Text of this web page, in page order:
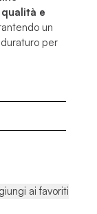
e
un
per
ai favoriti